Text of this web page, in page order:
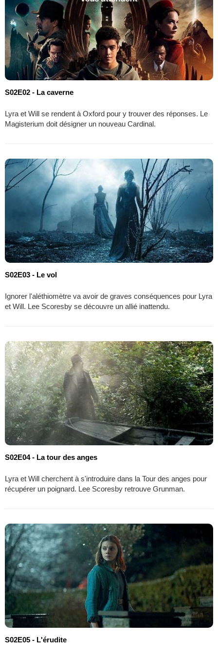
S02E02 - La caverne
Lyra et Will se rendent à Oxford pour y trouver des réponses. Le
Magisterium doit désigner un nouveau Cardinal.
S02E03 - Le vol
Ignorer l'aléthiomètre va avoir de graves conséquences pour Lyra
et Will. Lee Scoresby se découvre un allié inattendu.
S02E04 - La tour des anges
Lyra et Will cherchent à s'introduire dans la Tour des anges pour
récupérer un poignard. Lee Scoresby retrouve Grunman.
S02E05 - L'érudite